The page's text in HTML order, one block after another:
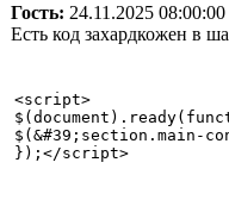
Гость: 24.11.2025 08:00:00
Есть код захардкожен в
<script>
$(&#39;section.main-